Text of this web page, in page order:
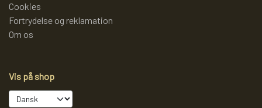
Cookies
Fortrydelse og reklamation
Om os
Vis på shop